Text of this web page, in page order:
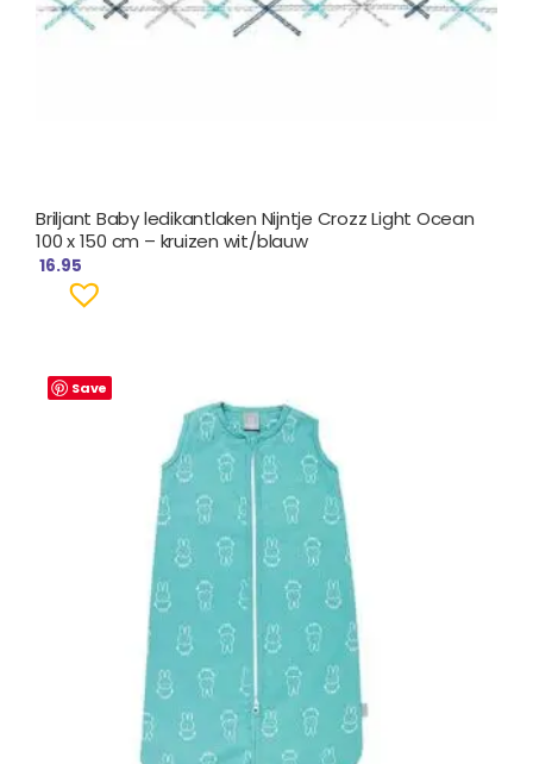
Briljant Baby ledikantlaken Nijntje Crozz Light Ocean
100 x 150 cm – kruizen wit/blauw
16.95
Save